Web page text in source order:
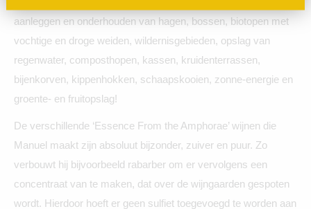
aanleggen en onderhouden van hagen, bossen, biotopen met
vochtige en droge weiden, wildernisgebieden, opslag van
regenwater, composthopen, kassen, kruidenterrassen,
bijenkorven, kippenhokken, schaapskooien, zonne-energie en
groente- en fruitopslag!
De verschillende ‘Essence From the Amphorae’ wijnen die
Manuel maakt zijn absoluut bijzonder, zuiver en puur. Zo
verbouwt hij bijvoorbeeld rabarber om er vervolgens een
concentraat van te maken, dat over de wijngaarden gespoten
wordt. Hierdoor hoeft er geen sulfiet toegevoegd te worden aan